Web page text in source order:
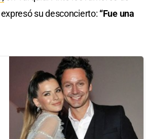
su desconcierto: “Fue una